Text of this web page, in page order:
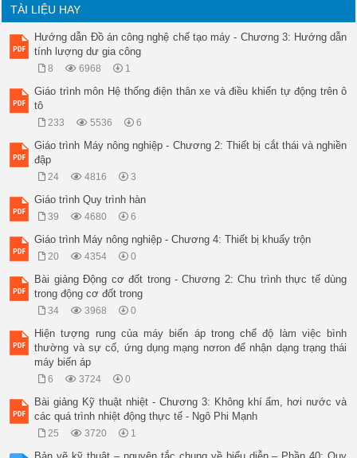
TÀI LIỆU HAY
Hướng dẫn Đồ án công nghệ chế tạo máy - Chương 3: Hướng dẫn
tính lượng dư gia công
8 6968 1
Giáo trình môn Hệ thống điện thân xe và điều khiển tự động trên ô
tô
233 5536 6
Giáo trình Máy nông nghiệp - Chương 2: Thiết bị cắt thái và nghiền
đập
24 4816 3
Giáo trình Quy trình hàn
39 4680 6
Giáo trình Máy nông nghiệp - Chương 4: Thiết bị khuấy trộn
20 4354 0
Bài giảng Động cơ đốt trong - Chương 2: Chu trình thực tế dùng
trong động cơ đốt trong
34 3968 0
Hiện tượng rung của máy biến áp trong chế độ làm việc bình
thường và sự cố, ứng dụng mạng nơron để nhận dạng trạng thái
máy biến áp
6 3724 0
Bài giảng Kỹ thuật nhiệt - Chương 3: Không khí ẩm, hơi nước và
các quá trình nhiệt động thực tế - Ngô Phi Mạnh
25 3720 1